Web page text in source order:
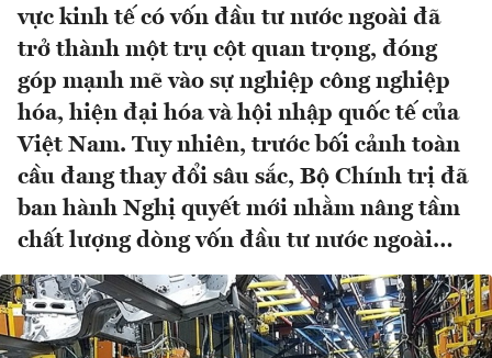
vực kinh tế có vốn đầu tư nước ngoài đã
trở thành một trụ cột quan trọng, đóng
góp mạnh mẽ vào sự nghiệp công nghiệp
hóa, hiện đại hóa và hội nhập quốc tế của
Việt Nam. Tuy nhiên, trước bối cảnh toàn
cầu đang thay đổi sâu sắc, Bộ Chính trị đã
ban hành Nghị quyết mới nhằm nâng tầm
chất lượng dòng vốn đầu tư nước ngoài…